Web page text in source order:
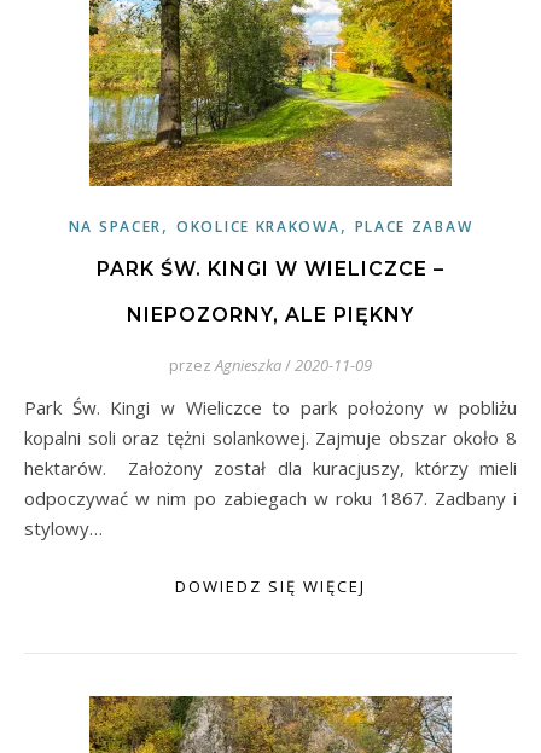
NA SPACER,OKOLICE KRAKOWA, PLACE ZABAW
PARK ŚW. KINGI W WIELICZCE –
NIEPOZORNY, ALE PIĘKNY
przez Agnieszka/2020-11-09
Park Św. Kingi w Wieliczce to park położony w pobliżu
kopalni soli oraz tężni solankowej. Zajmuje obszar około 8
hektarów. Założony został dla kuracjuszy, którzy mieli
odpoczywać w nim po zabiegach w roku 1867. Zadbany i
stylowy…
DOWIEDZ SIĘ WIĘCEJ